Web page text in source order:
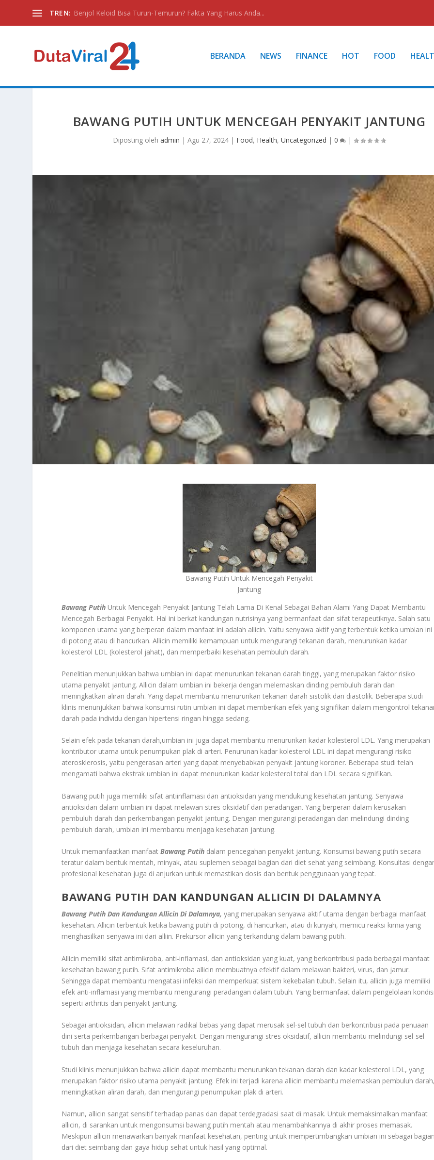
TREN: Benjol Keloid Bisa Turun-Temurun? Fakta Yang Harus Anda...
BERANDA NEWS FINANCE HOT FOOD
BAWANG PUTIH UNTUK MENCEGAH PENYAKIT JANTUNG
Diposting olehadmin |Agu 27, 2024 | Food, Health,Uncategorized |0 |
Bawang Putih Untuk Mencegah Penyakit
Jantung
Bawang Putih Untuk Mencegah Penyakit Jantung Telah Lama Di Kenal Sebagai Bahan Alami Yang Dapat Membantu
Mencegah Berbagai Penyakit. Hal ini berkat kandungan nutrisinya yang bermanfaat dan sifat terapeutiknya. Salah satu
komponen utama yang berperan dalam manfaat ini adalah allicin. Yaitu senyawa aktif yang terbentuk ketika umbian ini
di potong atau di hancurkan. Allicin memiliki kemampuan untuk mengurangi tekanan darah, menurunkan kadar
kolesterol LDL (kolesterol jahat), dan memperbaiki kesehatan pembuluh darah.
Penelitian menunjukkan bahwa umbian ini dapat menurunkan tekanan darah tinggi, yang merupakan faktor risiko
utama penyakit jantung. Allicin dalam umbian ini bekerja dengan melemaskan dinding pembuluh darah dan
meningkatkan aliran darah. Yang dapat membantu menurunkan tekanan darah sistolik dan diastolik. Beberapa studi
klinis menunjukkan bahwa konsumsi rutin umbian ini dapat memberikan efek yang signifikan dalam mengontrol
darah pada individu dengan hipertensi ringan hingga sedang.
Selain efek pada tekanan darah,umbian ini juga dapat membantu menurunkan kadar kolesterol LDL. Yang merupakan
kontributor utama untuk penumpukan plak di arteri. Penurunan kadar kolesterol LDL ini dapat mengurangi risiko
aterosklerosis, yaitu pengerasan arteri yang dapat menyebabkan penyakit jantung koroner. Beberapa studi telah
mengamati bahwa ekstrak umbian ini dapat menurunkan kadar kolesterol total dan LDL secara signifikan.
Bawang putih juga memiliki sifat antiinflamasi dan antioksidan yang mendukung kesehatan jantung. Senyawa
antioksidan dalam umbian ini dapat melawan stres oksidatif dan peradangan. Yang berperan dalam kerusakan
pembuluh darah dan perkembangan penyakit jantung. Dengan mengurangi peradangan dan melindungi dinding
pembuluh darah, umbian ini membantu menjaga kesehatan jantung.
Untuk memanfaatkan manfaatBawang Putih dalam pencegahan penyakit jantung. Konsumsi bawang putih secara
teratur dalam bentuk mentah, minyak, atau suplemen sebagai bagian dari diet sehat yang seimbang. Konsultasi
profesional kesehatan juga di anjurkan untuk memastikan dosis dan bentuk penggunaan yang tepat.
BAWANG PUTIH DAN KANDUNGAN ALLICIN DI DALAMNYA
Bawang Putih Dan Kandungan Allicin Di Dalamnya, yang merupakan senyawa aktif utama dengan berbagai manfaat
kesehatan. Allicin terbentuk ketika bawang putih di potong, di hancurkan, atau di kunyah, memicu reaksi kimia yang
menghasilkan senyawa ini dari alliin. Prekursor allicin yang terkandung dalam bawang putih.
Allicin memiliki sifat antimikroba, anti-inflamasi, dan antioksidan yang kuat, yang berkontribusi pada berbagai manfaat
kesehatan bawang putih. Sifat antimikroba allicin membuatnya efektif dalam melawan bakteri, virus, dan jamur.
Sehingga dapat membantu mengatasi infeksi dan memperkuat sistem kekebalan tubuh. Selain itu, allicin juga memiliki
efek anti-inflamasi yang membantu mengurangi peradangan dalam tubuh. Yang bermanfaat dalam pengelolaan
seperti arthritis dan penyakit jantung.
Sebagai antioksidan, allicin melawan radikal bebas yang dapat merusak sel-sel tubuh dan berkontribusi pada penuaan
dini serta perkembangan berbagai penyakit. Dengan mengurangi stres oksidatif, allicin membantu melindungi sel-sel
tubuh dan menjaga kesehatan secara keseluruhan.
Studi klinis menunjukkan bahwa allicin dapat membantu menurunkan tekanan darah dan kadar kolesterol LDL, yang
merupakan faktor risiko utama penyakit jantung. Efek ini terjadi karena allicin membantu melemaskan pembuluh
meningkatkan aliran darah, dan mengurangi penumpukan plak di arteri.
Namun, allicin sangat sensitif terhadap panas dan dapat terdegradasi saat di masak. Untuk memaksimalkan manfaat
allicin, di sarankan untuk mengonsumsi bawang putih mentah atau menambahkannya di akhir proses memasak.
Meskipun allicin menawarkan banyak manfaat kesehatan, penting untuk mempertimbangkan umbian ini sebagai
dari diet seimbang dan gaya hidup sehat untuk hasil yang optimal.